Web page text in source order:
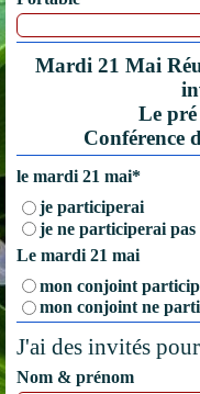
Mardi 21 Mai Réunion membres,
Le pré
Conférence
le mardi 21 mai*
je participerai
je ne participerai pas
Le mardi 21 mai
mon conjoint
mon conjoint ne
J'ai des invités
Nom & prénom